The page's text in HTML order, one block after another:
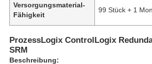
Versorgungsmaterial-
Fähigkeit
99 Stück + 1
ProzessLogix ControlLogix
SRM
Beschreibung: